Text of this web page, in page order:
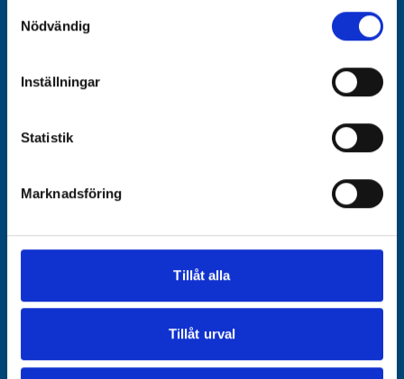
kan ha en noggrannhet på upp till flera meter
Ta reda på mer om hur dina personliga uppgifter
Du kan ändra eller dra tillbaka ditt samtycke när som
Vi använder enhetsidentifierare för att anpassa innehållet
för sociala medier och analysera vår trafik. Vi
vidarebefordrar även sådana identifierare och annan
annons- och analysföretag som vi samarbetar med.
Dessa kan i sin tur kombinera informationen med annan
information som du har tillhandahållit eller som de har
Nödvändig
Inställningar
Statistik
Marknadsföring
Tillåt alla
Tillåt urval